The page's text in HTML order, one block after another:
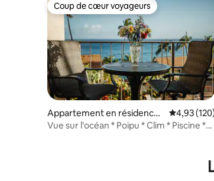
Coup de cœur voyageurs
Coup de cœur voyageurs
Appartement en résidence ⋅
Poipu
Évaluation
4,93
Vue sur l'océan * Poipu * Clim * Piscine *